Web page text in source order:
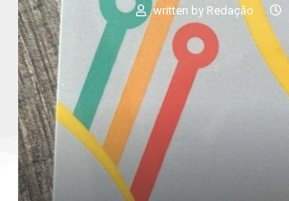
written by Redação